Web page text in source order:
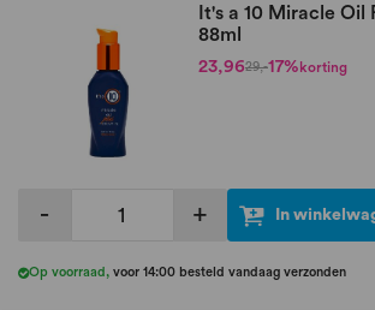
It's a 10 Miracle Oil
88ml
23,9629,-17% korting
- + In
Op voorraad , voor 14:00 besteld vandaag verzonden